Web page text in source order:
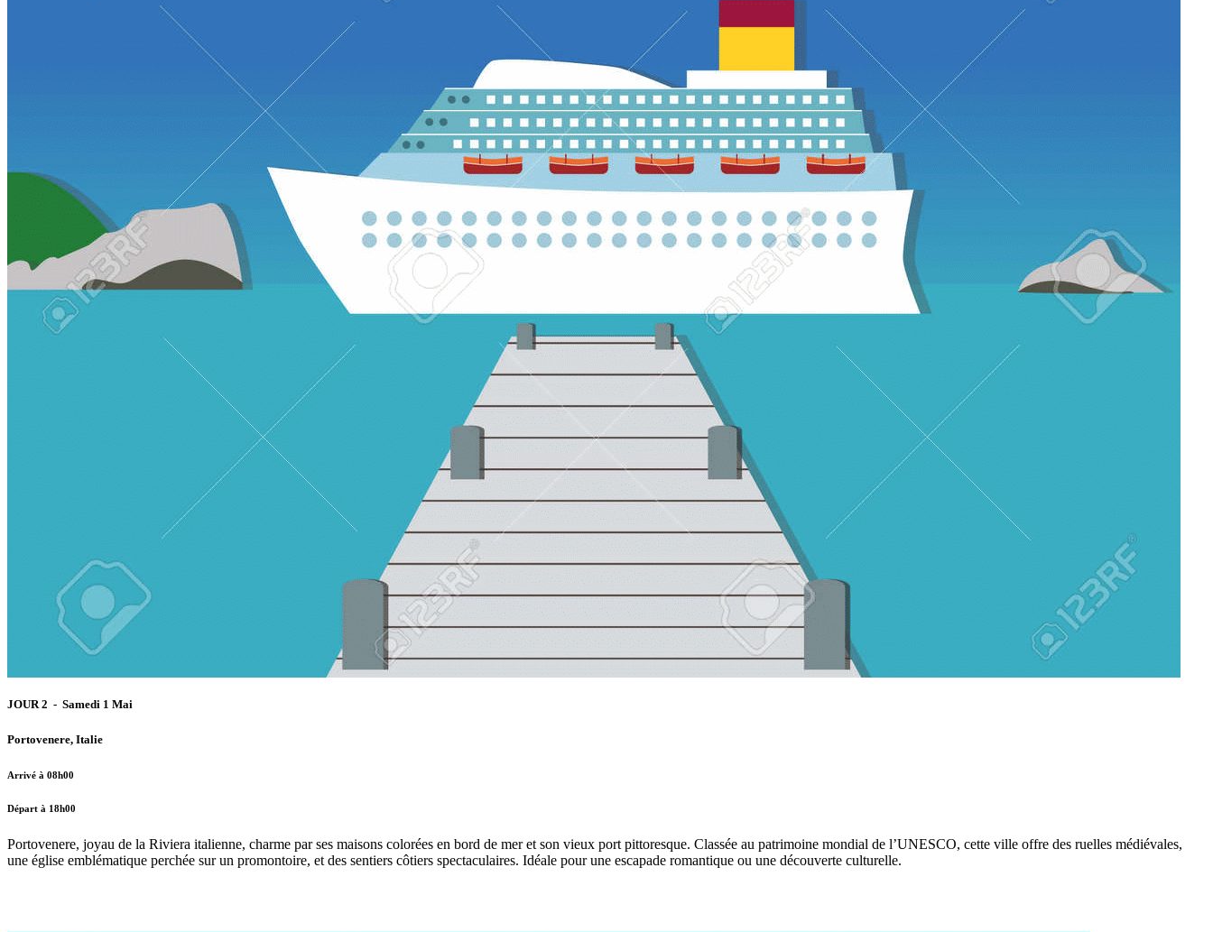
JOUR 2 - Samedi 1 Mai
Portovenere, Italie
Arrivé à 08h00
Départ à 18h00
Portovenere, joyau de la Riviera italienne, charme par ses maisons colorées en bord de mer et son vieux port pittoresque. Classée au patrimoine mondial de l’UNESCO, cette ville offre des ruelles médiévales,
une église emblématique perchée sur un promontoire, et des sentiers côtiers spectaculaires. Idéale pour une escapade romantique ou une découverte culturelle.